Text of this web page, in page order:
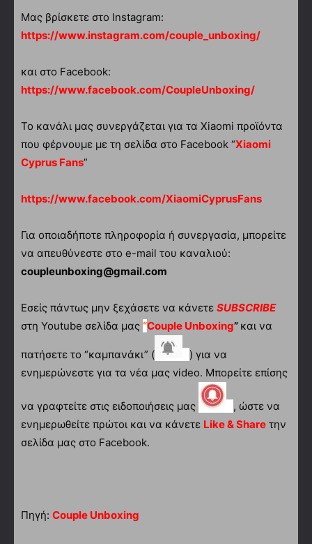
Μας βρίσκετε στο Instagram:
https://www.instagram.com/couple_unboxing/
και στο Facebook:
https://www.facebook.com/CoupleUnboxing/
Το κανάλι μας συνεργάζεται για τα Xiaomi προϊόντα
που φέρνουμε με τη σελίδα στο Facebook “Xiaomi
Cyprus Fans”
https://www.facebook.com/XiaomiCyprusFans
Για οποιαδήποτε πληροφορία ή συνεργασία, μπορείτε
να απευθύνεστε στο e-mail του καναλιού:
coupleunboxing@gmail.com
Εσείς πάντως μην ξεχάσετε να κάνετε SUBSCRIBE
στη Youtube σελίδα μας “Couple Unboxing” και να
πατήσετε το “καμπανάκι” (
) για να
ενημερώνεστε για τα νέα μας video. Μπορείτε επίσης
να γραφτείτε στις ειδοποιήσεις μας
, ώστε να
ενημερωθείτε πρώτοι και να κάνετε Like & Share την
σελίδα μας στο Facebook.
Πηγή: Couple Unboxing